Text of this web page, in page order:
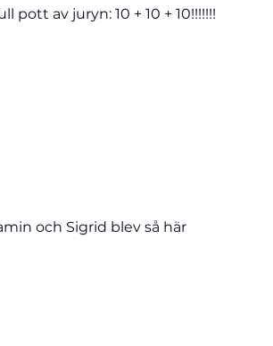
pott av juryn: 10 + 10 + 10!!!!!!!
och Sigrid blev så här